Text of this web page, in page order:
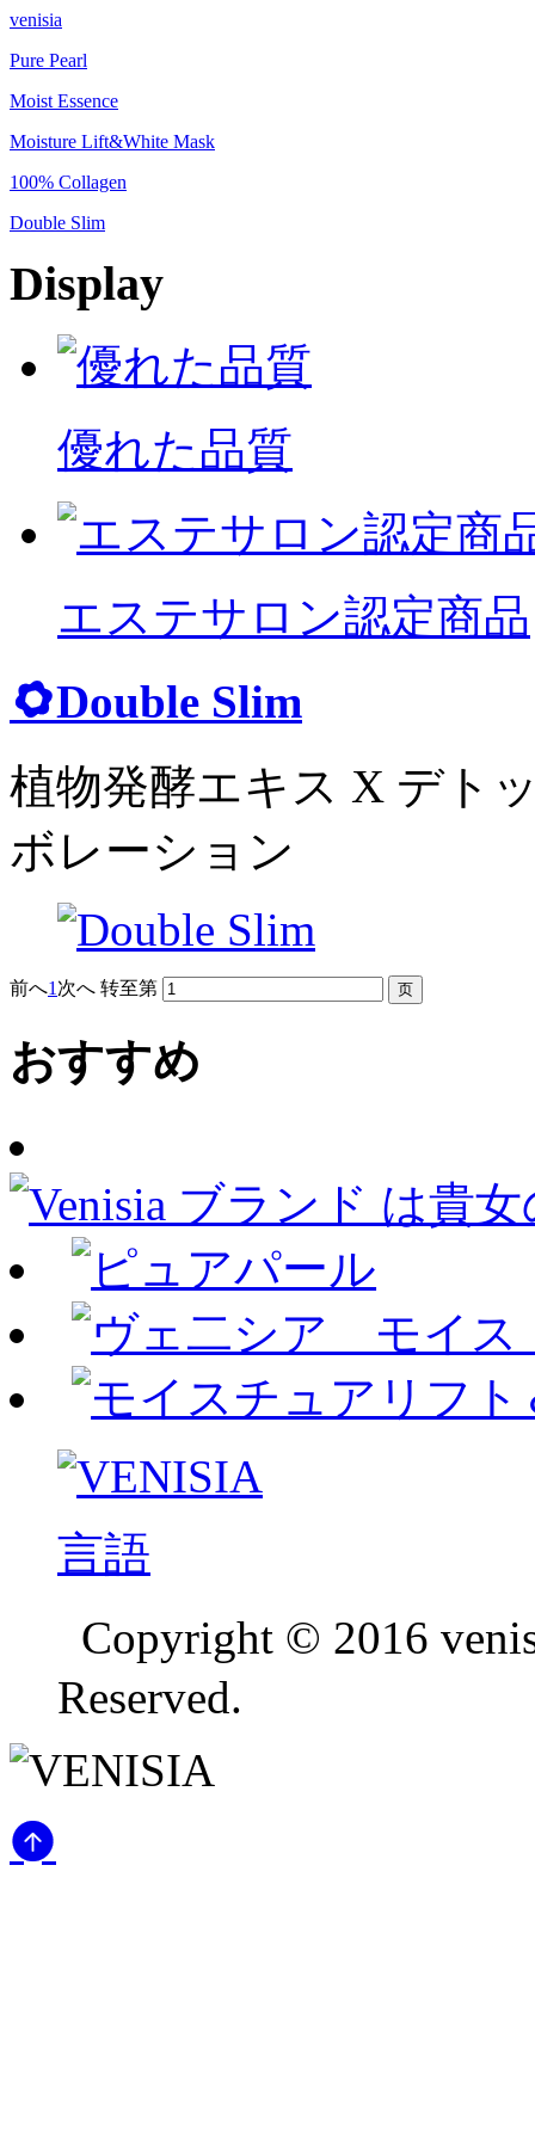
venisia
Pure Pearl
Moist Essence
Moisture Lift&White Mask
100% Collagen
Double Slim
Display
優れた品質
エステサロン認定商品
Double Slim
植物発酵エキス X デト
ボレーション
前へ1 次へ 转至第
おすすめ
言語
Copyright © 2016
Reserved.